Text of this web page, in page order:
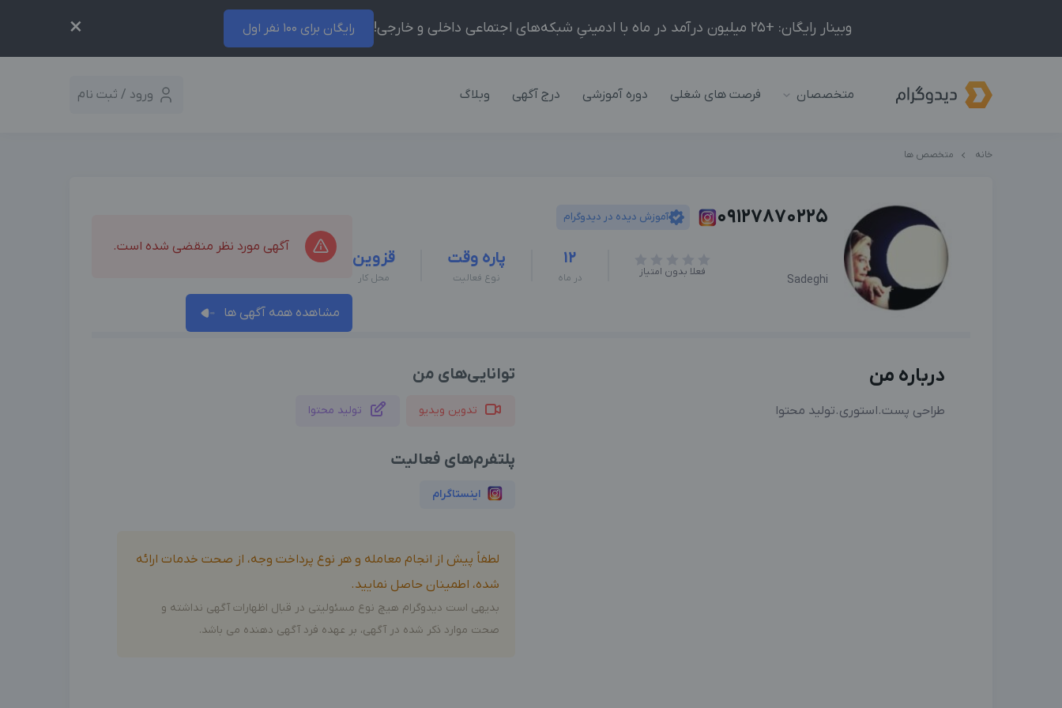
وبینار رایگان: +25 میلیون درآمد در ماه با ادمینیِ شبکه‌های اجتماعی داخلی و خارجی! رایگان برای 100 نفر اول ×
متخصصان فرصت های شغلی دوره آموزشی درج آگهی وبلاگ ورود / ثبت نام
خانه متخصص ها
09127870225 آموزش دیده در دیدوگرام
Sadeghi
فعلا بدون امتیاز
12
در ماه
پاره وقت
نوع فعالیت
قزوین
محل کار
آگهی مورد نظر منقضی شده است.
مشاهده همه آگهی ها
درباره من
طراحی پست.استوری.تولید محتوا
توانایی‌های من
تدوین ویدیو تولید محتوا
پلتفرم‌های فعالیت
اینستاگرام
لطفاً پیش از انجام معامله و هر نوع پرداخت وجه، از صحت خدمات ارائه
شده، اطمینان حاصل نمایید.
بدیهی است دیدوگرام هیچ نوع مسئولیتی در قبال اظهارات آگهی نداشته و
صحت موارد ذکر شده در آگهی، بر عهده فرد آگهی دهنده می باشد.